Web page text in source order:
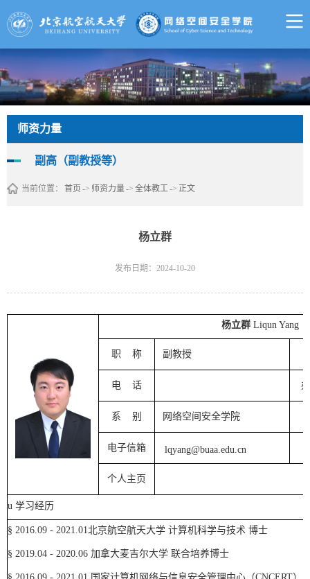
师资力量
副高（副教授等）
当前位置： 首页 -> 师资力量-> 全体教工-> 正文
杨立群
发布日期：2024-10-20
杨立群 Liqun Yang
职 称 副教授
电 话 办
系 别 网络空间安全学院
电子信箱 lqyang@buaa.edu.cn
个人主页
u 学习经历
§ 2016.09 - 2021.01北京航空航天大学 计算机科学与技术 博士
§ 2019.04 - 2020.06 加拿大麦吉尔大学 联合培养博士